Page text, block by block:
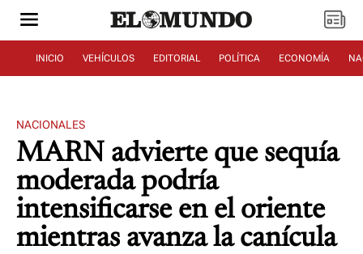
INICIO VEHÍCULOS EDITORIAL POLÍTICA ECONOMÍA
NACIONALES
MARN advierte que sequía
moderada podría
intensificarse en el oriente
mientras avanza la canícula